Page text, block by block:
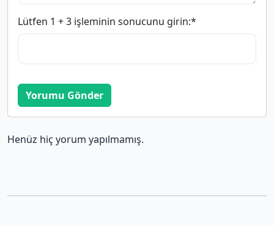
Lütfen 1 + 3 işleminin sonucunu girin:*
Yorumu Gönder
Henüz hiç yorum yapılmamış.